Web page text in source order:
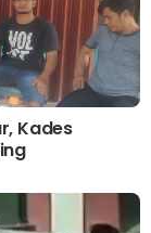
Kades